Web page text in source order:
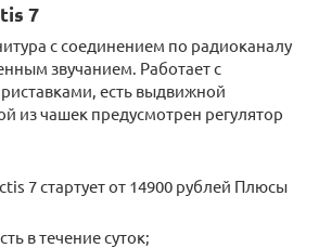
7
с соединением по радиоканалу
звучанием. Работает с
есть выдвижной
из чашек предусмотрен регулятор
7 стартует от 14900 рублей Плюсы
в течение суток;